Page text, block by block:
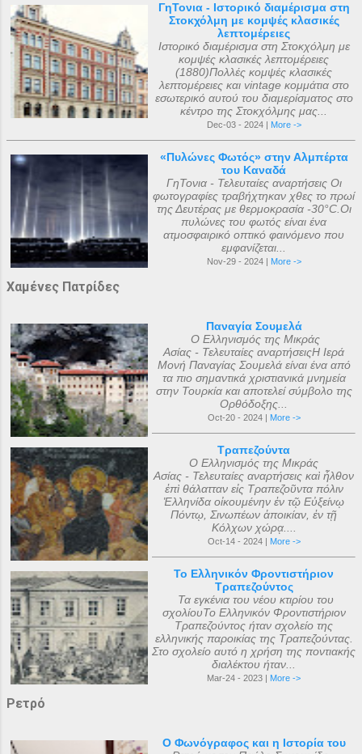
ΓηΤονια - Ιστορικό διαμέρισμα στη
Στοκχόλμη με κομψές κλασικές
λεπτομέρειες
Ιστορικό διαμέρισμα στη Στοκχόλμη με
κομψές κλασικές λεπτομέρειες
(1880)Πολλές κομψές κλασικές
λεπτομέρειες και vintage κομμάτια στο
εσωτερικό αυτού του διαμερίσματος στο
κέντρο της Στοκχόλμης μας...
Dec-03 - 2024 | More ->
«Πυλώνες Φωτός» στην Αλμπέρτα
του Καναδά
ΓηΤονια - Τελευταίες αναρτήσεις Οι
φωτογραφίες τραβήχτηκαν χθες το πρωί
της Δευτέρας με θερμοκρασία -30°C.Οι
πυλώνες του φωτός είναι ένα
ατμοσφαιρικό οπτικό φαινόμενο που
εμφανίζεται...
Nov-29 - 2024 | More ->
Χαμένες Πατρίδες
Παναγία Σουμελά
Ο Ελληνισμός της Μικράς
Ασίας - Τελευταίες αναρτήσειςΗ Ιερά
Μονή Παναγίας Σουμελά είναι ένα από
τα πιο σημαντικά χριστιανικά μνημεία
στην Τουρκία και αποτελεί σύμβολο της
Ορθόδοξης...
Oct-20 - 2024 | More ->
Τραπεζούντα
Ο Ελληνισμός της Μικράς
Ασίας - Τελευταίες αναρτήσεις καὶ ἦλθον
ἐπὶ θάλατταν εἰς Τραπεζοῦντα πόλιν
Ἑλληνίδα οἰκουμένην ἐν τῷ Εὐξείνῳ
Πόντῳ, Σινωπέων ἀποικίαν, ἐν τῇ
Κόλχων χώρᾳ....
Oct-14 - 2024 | More ->
Το Ελληνικόν Φροντιστήριον
Τραπεζούντος
Τα εγκένια του νέου κτιρίου του
σχολίουΤο Ελληνικόν Φροντιστήριον
Τραπεζούντος ήταν σχολείο της
ελληνικής παροικίας της Τραπεζούντας.
Στο σχολείο αυτό η χρήση της ποντιακής
διαλέκτου ήταν...
Mar-24 - 2023 | More ->
Ρετρό
Ο Φωνόγραφος και η Ιστορία του